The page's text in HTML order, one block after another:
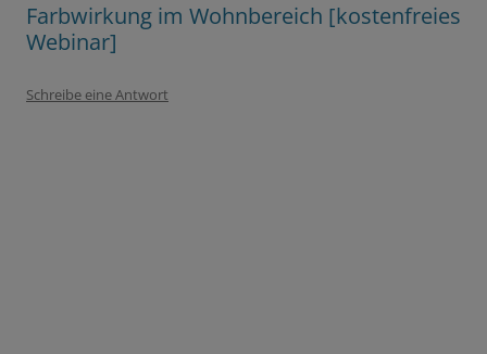
Farbwirkung im Wohnbereich [kostenfreies
Webinar]
Schreibe eine Antwort